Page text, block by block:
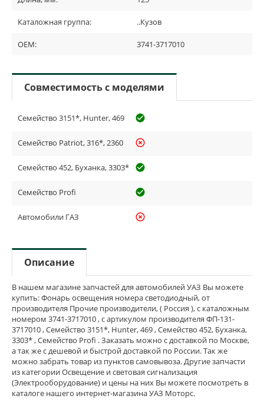
Каталожная группа: ..Кузов
OEM: 3741-3717010
Совместимость с моделями
Семейство 3151*, Hunter, 469 check_circle_outline
Семейство Patriot, 316*, 2360 highlight_off
Семейство 452, Буханка, 3303* check_circle_outline
Семейство Profi check_circle_outline
Автомобили ГАЗ highlight_off
Описание
В нашем магазине запчастей для автомобилей УАЗ Вы можете
купить: Фонарь освещения номера светодиодный, от
производителя Прочие производители, ( Россия ), с каталожным
номером 3741-3717010 , с артикулом производителя ФП-131-
3717010 , Семейство 3151*, Hunter, 469 , Семейство 452, Буханка,
3303* , Семейство Profi . Заказать можно с доставкой по Москве,
а так же с дешевой и быстрой доставкой по России. Так же
можно забрать товар из пунктов самовывоза. Другие запчасти
из категории Освещение и световая сигнализация
(Электрооборудование) и цены на них Вы можете посмотреть в
каталоге нашего интернет-магазина УАЗ Моторс.